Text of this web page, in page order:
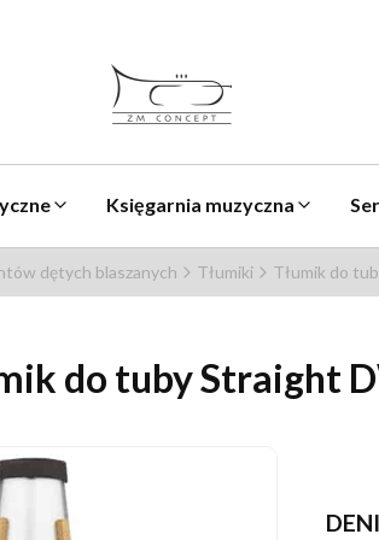
Księgarnia muzyczna
dętych blaszanych Tłumiki Tłumik do
do tuby Straight